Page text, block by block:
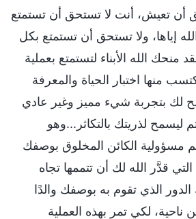
أن تعيش، أنت لا تستحق أن تستمتع
إياها، ولا تستحق أن تستمتع بكل
منحك الله الأبناء لتستمتع بعملية
منها اختبار الحياة والمعرفة
لك بتجربة شيء مميز وغير عادي
ليسمح لذريتك بالتكاثر...وهو
مسؤولية الكائن المخلوق بوصفك
التي قدَّر الله لك أن تتممها تجاه
الدور الذي تقوم به بوصفك والدًا
ناحية، لكي تمر بهذه العملية